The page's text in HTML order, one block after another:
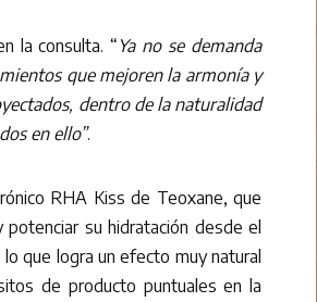
la consulta. “Ya no se demanda
que mejoren la armonía y
dentro de la naturalidad
en ello”.
RHA Kiss de Teoxane, que
su hidratación desde el
que logra un efecto muy natural
de producto puntuales en la